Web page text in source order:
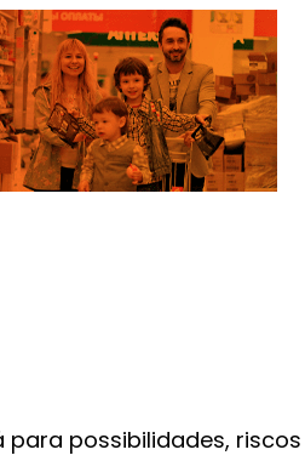
para possibilidades, riscos